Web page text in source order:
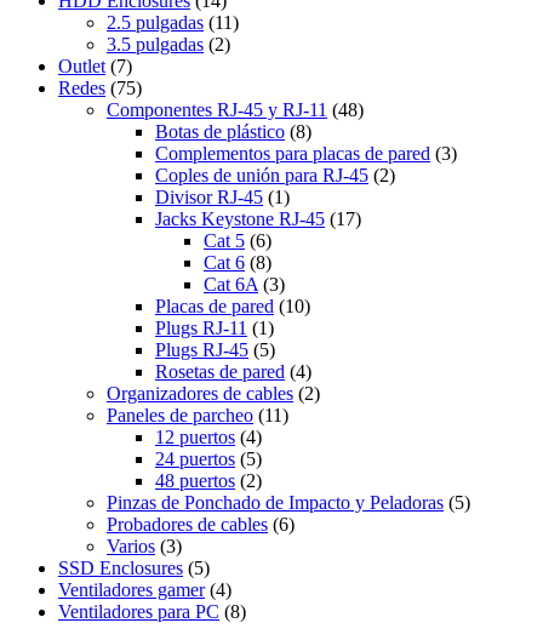
2.5 pulgadas (11)
3.5 pulgadas (2)
Outlet (7)
Redes (75)
Componentes RJ-45 y RJ-11 (48)
Botas de plástico (8)
Complementos para placas de pared (3)
Coples de unión para RJ-45 (2)
Divisor RJ-45 (1)
Jacks Keystone RJ-45 (17)
Cat 5 (6)
Cat 6 (8)
Cat 6A (3)
Placas de pared (10)
Plugs RJ-11 (1)
Plugs RJ-45 (5)
Rosetas de pared (4)
Organizadores de cables (2)
Paneles de parcheo (11)
12 puertos (4)
24 puertos (5)
48 puertos (2)
Pinzas de Ponchado de Impacto y Peladoras (5)
Probadores de cables (6)
Varios (3)
SSD Enclosures (5)
Ventiladores gamer (4)
Ventiladores para PC (8)